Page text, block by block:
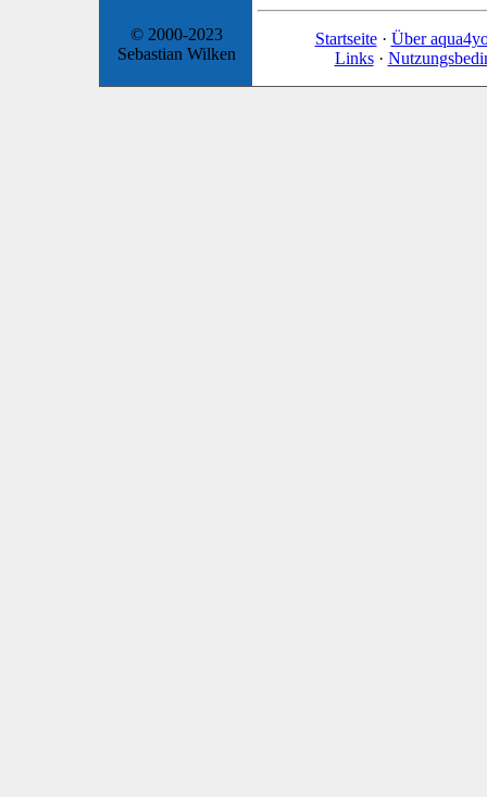
© 2000-2023
Sebastian Wilken
Startseite· Über
Links·